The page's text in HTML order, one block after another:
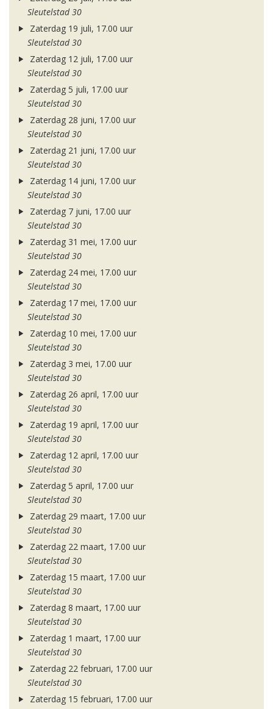
Sleutelstad 30
Zaterdag 19 juli, 17.00 uur
Sleutelstad 30
Zaterdag 12 juli, 17.00 uur
Sleutelstad 30
Zaterdag 5 juli, 17.00 uur
Sleutelstad 30
Zaterdag 28 juni, 17.00 uur
Sleutelstad 30
Zaterdag 21 juni, 17.00 uur
Sleutelstad 30
Zaterdag 14 juni, 17.00 uur
Sleutelstad 30
Zaterdag 7 juni, 17.00 uur
Sleutelstad 30
Zaterdag 31 mei, 17.00 uur
Sleutelstad 30
Zaterdag 24 mei, 17.00 uur
Sleutelstad 30
Zaterdag 17 mei, 17.00 uur
Sleutelstad 30
Zaterdag 10 mei, 17.00 uur
Sleutelstad 30
Zaterdag 3 mei, 17.00 uur
Sleutelstad 30
Zaterdag 26 april, 17.00 uur
Sleutelstad 30
Zaterdag 19 april, 17.00 uur
Sleutelstad 30
Zaterdag 12 april, 17.00 uur
Sleutelstad 30
Zaterdag 5 april, 17.00 uur
Sleutelstad 30
Zaterdag 29 maart, 17.00 uur
Sleutelstad 30
Zaterdag 22 maart, 17.00 uur
Sleutelstad 30
Zaterdag 15 maart, 17.00 uur
Sleutelstad 30
Zaterdag 8 maart, 17.00 uur
Sleutelstad 30
Zaterdag 1 maart, 17.00 uur
Sleutelstad 30
Zaterdag 22 februari, 17.00 uur
Sleutelstad 30
Zaterdag 15 februari, 17.00 uur